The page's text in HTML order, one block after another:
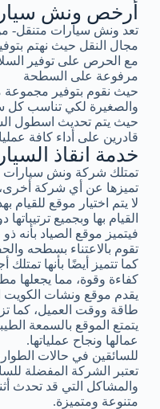
أرخص ونش
تعد ونش سيارات متنقل-
مجال النقل حيث نهتم
مع الحرص على توفير
مرفوعة على السطحة
حيث نقوم بتوفير مجموعة
والصغيرة لكي تناسب كل
حيث يتم تحديث اسطول
قادرين على أداء كافة
خدمة انقاذ
تمتلك شركة ونش سيارات
تميزها عن أي شركة أخرى،
لا يتم اختيار موقع
القيام بها وبجميع
فيتميز موقع الصياد بأنه
تقوم بالاعتناء بسطحه
كما تتميز أيضًا بأنها
كفاءة وقوة، مما يجعلها
يقدم موقع ونشات الكويت
طاقة ووقت العميل، كما
يتمتع الموقع بالسمعة
عمالها ونجاح عملياتها.
للسائقين في حالات
تعتبر الشركة المفضلة
والمشاكل التي قد تحدث
متنوعة ومتميزة.